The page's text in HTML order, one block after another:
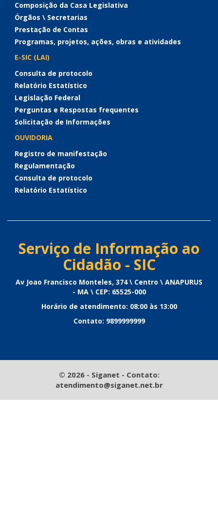
Composição da Casa Legislativa
Órgãos \ Secretarias
Prestação de Contas
Programas, projetos, ações, obras e atividades
E-SIC (LAI)
Consulta de protocolo
Relatório Estatístico
Legislação Federal
Perguntas e Respostas frequentes
Solicitação de Informações
OUVIDORIA
Registro de manifestação
Regulamentação
Consulta de protocolo
Relatório Estatístico
Serviço de Informação ao
Cidadão - SIC
Av Joao Francisco Monteles, 374 \ Centro \ ANAPURUS
- MA \ CEP: 65525-000
Horário de atendimento: 08:00 às 13:00
Contato: 9899999999
© 2026 - Siganet - Contato:
atendimento@siganet.net.br